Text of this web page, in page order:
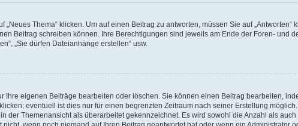
Thema“ klicken. Um auf einen Beitrag zu antworten, müssen Sie auf „Antworten“
Beitrag schreiben können. Ihre Berechtigungen sind jeweils am Ende der Foren- und
„Sie dürfen Dateianhänge erstellen“ usw.
Ihre eigenen Beiträge bearbeiten oder löschen. Sie können einen Beitrag bearbeiten,
eventuell ist dies nur für einen begrenzten Zeitraum nach seiner Erstellung
der Themenansicht als überarbeitet gekennzeichnet. Es wird sowohl die Anzahl als auch